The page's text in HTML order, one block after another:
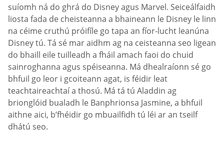
suíomh ná do ghrá do Disney agus Marvel. Seiceálfaidh
liosta fada de cheisteanna a bhaineann le Disney le linn
na céime cruthú próifíle go tapa an fíor-lucht leanúna
Disney tú. Tá sé mar aidhm ag na ceisteanna seo ligean
do bhaill eile tuilleadh a fháil amach faoi do chuid
sainroghanna agus spéiseanna. Má dhealraíonn sé go
bhfuil go leor i gcoiteann agat, is féidir leat
teachtaireachtaí a thosú. Má tá tú Aladdin ag
brionglóid bualadh le Banphrionsa Jasmine, a bhfuil
aithne aici, b’fhéidir go mbuailfidh tú léi ar an tseilf
dhátú seo.